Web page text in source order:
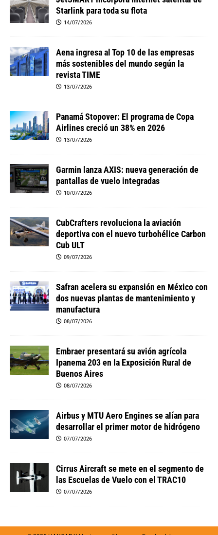
Starlink para toda su flota
14/07/2026
Aena ingresa al Top 10 de las empresas
más sostenibles del mundo según la
revista TIME
13/07/2026
Panamá Stopover: El programa de Copa
Airlines creció un 38% en 2026
13/07/2026
Garmin lanza AXIS: nueva generación de
pantallas de vuelo integradas
10/07/2026
CubCrafters revoluciona la aviación
deportiva con el nuevo turbohélice Carbon
Cub ULT
09/07/2026
Safran acelera su expansión en México con
dos nuevas plantas de mantenimiento y
manufactura
08/07/2026
Embraer presentará su avión agrícola
Ipanema 203 en la Exposición Rural de
Buenos Aires
08/07/2026
Airbus y MTU Aero Engines se alían para
desarrollar el primer motor de hidrógeno
07/07/2026
Cirrus Aircraft se mete en el segmento de
las Escuelas de Vuelo con el TRAC10
07/07/2026